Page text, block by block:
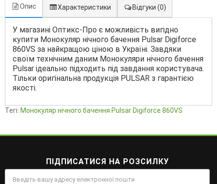
Опис Характеристики Відгуки (0)
У магазині Оптикс-Про є можливість вигідно
купити Монокуляр нічного бачення Pulsar Digiforce
860VS за найкращою ціною в Україні. Завдяки
своїм технічним даним Монокуляри нічного бачення
Pulsar ідеально підходить під завдання користувача.
Тільки оригінальна продукція PULSAR з гарантією
якості.
Тегі: Монокуляр нічного бачення Pulsar Digiforce 860VS
ПІДПИСАТИСЯ НА РОЗСИЛКУ